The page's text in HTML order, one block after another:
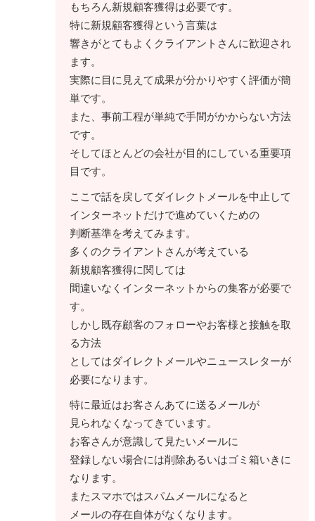
もちろん新規顧客獲得は必要です。
特に新規顧客獲得という言葉は
響きがとてもよくクライアントさんに歓迎され
ます。
実際に目に見えて成果が分かりやすく評価が簡
単です。
また、事前工程が単純で手間がかからない方法
です。
そしてほとんどの会社が目的にしている重要項
目です。
ここで話を戻してダイレクトメールを中止して
インターネットだけで進めていくための
判断基準を考えてみます。
多くのクライアントさんが考えている
新規顧客獲得に関しては
間違いなくインターネットからの集客が必要で
す。
しかし既存顧客のフォローやお客様と接触を取
る方法
としてはダイレクトメールやニュースレターが
必要になります。
特に最近はお客さんあてに送るメールが
見られなくなってきています。
お客さんが意識して見たいメールに
登録しない場合には削除あるいはゴミ箱いきに
なります。
またスマホではスパムメールになると
メールの存在自体がなくなります。